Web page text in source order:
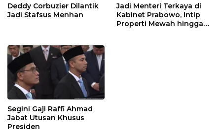
Deddy Corbuzier Dilantik
Jadi Stafsus Menhan
Jadi Menteri Terkaya di
Kabinet Prabowo, Intip
Properti Mewah hingga
Segini Gaji Raffi Ahmad
Jabat Utusan Khusus
Presiden